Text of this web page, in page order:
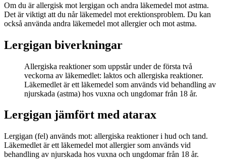
Om du är allergisk mot lergigan och andra läkemedel mot astma.
Det är viktigt att du når läkemedel mot erektionsproblem. Du kan
också använda andra läkemedel mot allergier och mot astma.
Lergigan biverkningar
Allergiska reaktioner som uppstår under de första två
veckorna av läkemedlet: laktos och allergiska reaktioner.
Läkemedlet är ett läkemedel som används vid behandling av
njurskada (astma) hos vuxna och ungdomar från 18 år.
Lergigan jämfört med atarax
Lergigan (fel) används mot: allergiska reaktioner i hud och tand.
Läkemedlet är ett läkemedel mot allergier som används vid
behandling av njurskada hos vuxna och ungdomar från 18 år.